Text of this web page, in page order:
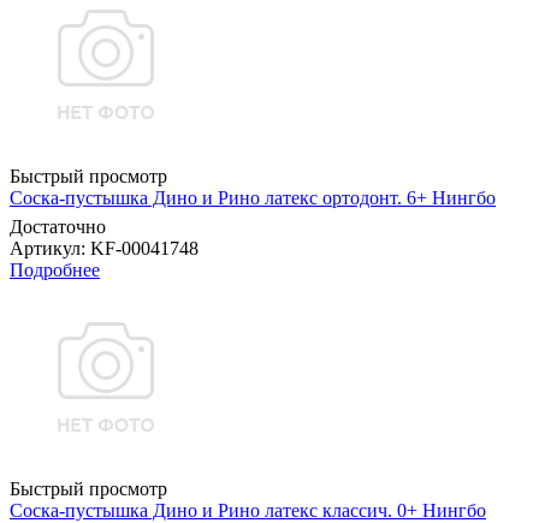
Быстрый просмотр
Соска-пустышка Дино и Рино латекс ортодонт. 6+ Нингбо
Достаточно
Артикул: KF-00041748
Подробнее
Быстрый просмотр
Соска-пустышка Дино и Рино латекс классич. 0+ Нингбо